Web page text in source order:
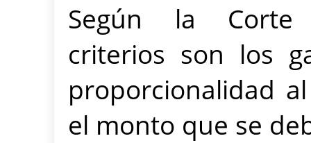
Según la Corte
criterios son los
proporcionalidad
el monto que se